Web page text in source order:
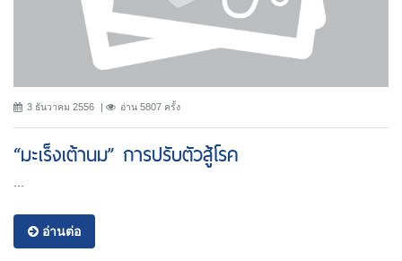
3 ธันวาคม 2556 อ่าน 5807 ครั้ง
“มะเร็งเต้านม” การปรับตัวสู้โรค
อ่านต่อ